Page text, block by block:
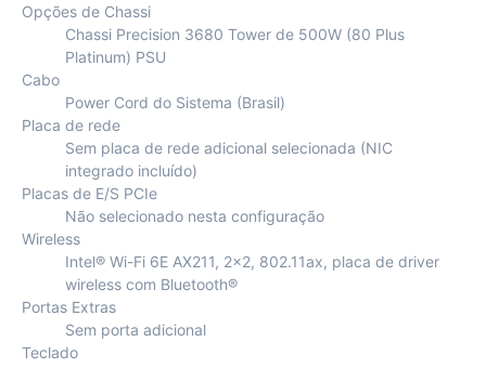
Opções de Chassi
Chassi Precision 3680 Tower de 500W (80 Plus
Platinum) PSU
Cabo
Power Cord do Sistema (Brasil)
Placa de rede
Sem placa de rede adicional selecionada (NIC
integrado incluído)
Placas de E/S PCIe
Não selecionado nesta configuração
Wireless
Intel® Wi-Fi 6E AX211, 2×2, 802.11ax, placa de driver
wireless com Bluetooth®
Portas Extras
Sem porta adicional
Teclado